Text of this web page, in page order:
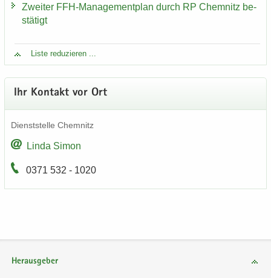
Zwei­ter FFH-​Managementplan durch RP Chem­nitz be­
stä­tigt
Liste re­du­zie­ren ...
Ihr Kon­takt vor Ort
Dienst­stel­le Chem­nitz
Linda Simon
0371 532 - 1020
Herausgeber